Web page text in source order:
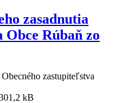
zasadnutia
Obce Rúbaň zo
zastupiteľstva
kB